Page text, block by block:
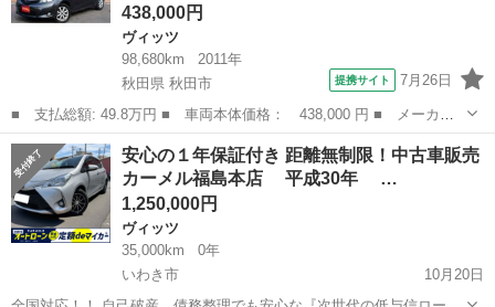
438,000円
ヴィッツ
98,680km
2011年
秋田県 秋田市
提携サイト 7月26日
■ 支払総額: 49.8万円 ■ 車両本体価格： 438,000 円 ■ メーカー
名： トヨタ ■ 車種名： ヴィッツ ■ グレード名： Ｕ １オー
ナー・ユーザー買取直販・トヨタ純正ナビ・ガイドライン付きバック
カメラ・ワン...
秋田 秋田市 ヴィッツ
安心の１年保証付き 距離無制限！中古車販売
カーメル福島本店 平成30年 …
1,250,000円
ヴィッツ
35,000km
0年
いわき市
10月20日